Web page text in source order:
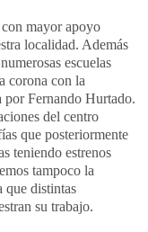
mayor apoyo
localidad. Además
escuelas
corona con la
por Fernando Hurtado.
del centro
que posteriormente
teniendo estrenos
tampoco la
que distintas
su trabajo.